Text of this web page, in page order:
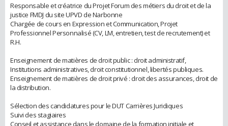
Responsable et créatrice du Projet Forum des métiers du droit et de la
justice FMDJ du site UPVD de Narbonne
Chargée de cours en Expression et Communication, Projet
Professionnel Personnalisé (CV, LM, entretien, test de recrutement) et
R.H.
Enseignement de matières de droit public : droit administratif,
Institutions administratives, droit constitutionnel, libertés publiques.
Enseignement de matières de droit privé : droit des assurances, droit de
la distribution.
Sélection des candidatures pour le DUT Carrières Juridiques
Suivi des stagiaires
Conseil et assistance dans le domaine de la formation initiale et